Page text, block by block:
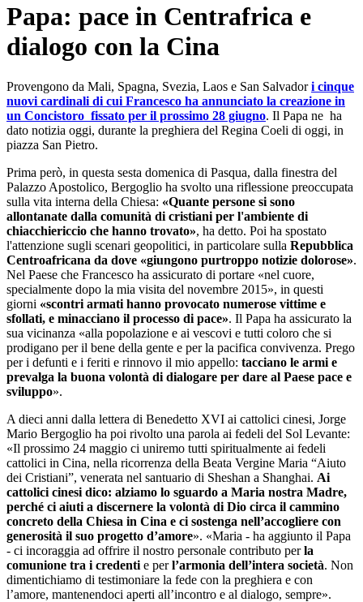
Papa: pace in Centrafrica e
dialogo con la Cina
Provengono da Mali, Spagna, Svezia, Laos e San Salvadori cinque
nuovi cardinali di cui Francesco ha annunciato la creazione in
un Concistoro fissato per il prossimo 28 giugno. Il Papa ne ha
dato notizia oggi, durante la preghiera del Regina Coeli di oggi, in
piazza San Pietro.
Prima però, in questa sesta domenica di Pasqua, dalla finestra del
Palazzo Apostolico, Bergoglio ha svolto una riflessione preoccupata
sulla vita interna della Chiesa: «Quante persone si sono
allontanate dalla comunità di cristiani per l'ambiente di
chiacchiericcio che hanno trovato», ha detto. Poi ha spostato
l'attenzione sugli scenari geopolitici, in particolare sulla Repubblica
Centroafricana da dove «giungono purtroppo notizie dolorose».
Nel Paese che Francesco ha assicurato di portare «nel cuore,
specialmente dopo la mia visita del novembre 2015», in questi
giorni «scontri armati hanno provocato numerose vittime e
sfollati, e minacciano il processo di pace». Il Papa ha assicurato la
sua vicinanza «alla popolazione e ai vescovi e tutti coloro che si
prodigano per il bene della gente e per la pacifica convivenza. Prego
per i defunti e i feriti e rinnovo il mio appello: tacciano le armi e
prevalga la buona volontà di dialogare per dare al Paese pace e
sviluppo».
A dieci anni dalla lettera di Benedetto XVI ai cattolici cinesi, Jorge
Mario Bergoglio ha poi rivolto una parola ai fedeli del Sol Levante:
«Il prossimo 24 maggio ci uniremo tutti spiritualmente ai fedeli
cattolici in Cina, nella ricorrenza della Beata Vergine Maria “Aiuto
dei Cristiani”, venerata nel santuario di Sheshan a Shanghai. Ai
cattolici cinesi dico: alziamo lo sguardo a Maria nostra Madre,
perché ci aiuti a discernere la volontà di Dio circa il cammino
concreto della Chiesa in Cina e ci sostenga nell’accogliere con
generosità il suo progetto d’amore». «Maria - ha aggiunto il Papa
- ci incoraggia ad offrire il nostro personale contributo perla
comunione tra i credenti e perl’armonia dell’intera società. Non
dimentichiamo di testimoniare la fede con la preghiera e con
l’amore, mantenendoci aperti all’incontro e al dialogo, sempre».